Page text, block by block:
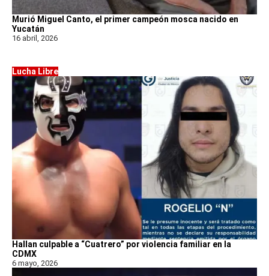
Murió Miguel Canto, el primer campeón mosca nacido en
Yucatán
16 abril, 2026
Lucha Libre
Hallan culpable a “Cuatrero” por violencia familiar en la
CDMX
6 mayo, 2026